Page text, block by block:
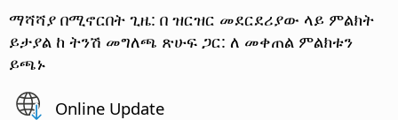
ማሻሻያ በሚኖርበት ጊዜ: በ ዝርዝር መደርደሪያው ላይ ምልክት
ይታያል ከ ትንሽ መግለጫ ጽሁፍ ጋር: ለ መቀጠል ምልክቱን
ይጫኑ
Online Update